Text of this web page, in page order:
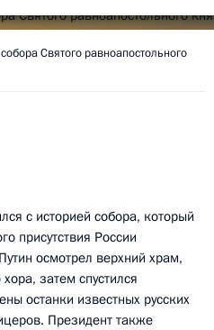
Святого равноапостольного
с историей собора, который
присутствия России
осмотрел верхний храм,
затем спустился
останки известных русских
Президент также